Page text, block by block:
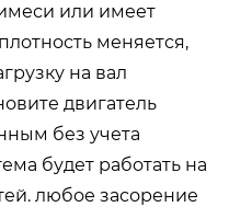
или имеет
меняется,
на вал
двигатель
без учета
будет работать на
любое засорение